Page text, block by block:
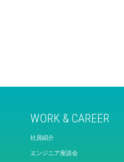
WORK & CAREER
社員紹介
エンジニア座談会